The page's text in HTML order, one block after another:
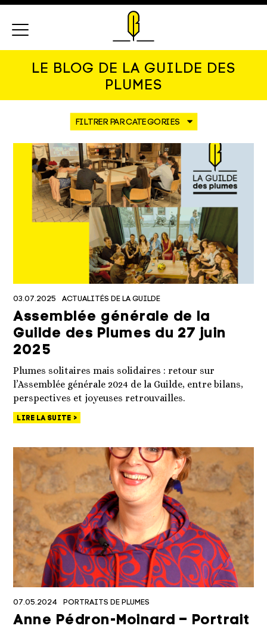
LE BLOG DE LA GUILDE DES
PLUMES
03.07.2025 ACTUALITÉS DE LA GUILDE
Assemblée générale de la
Guilde des Plumes du 27 juin
2025
Plumes solitaires mais solidaires : retour sur
l’Assemblée générale 2024 de la Guilde, entre bilans,
perspectives et joyeuses retrouvailles.
LIRE LA SUITE
07.05.2024 PORTRAITS DE PLUMES
Anne Pédron-Moinard – Portrait